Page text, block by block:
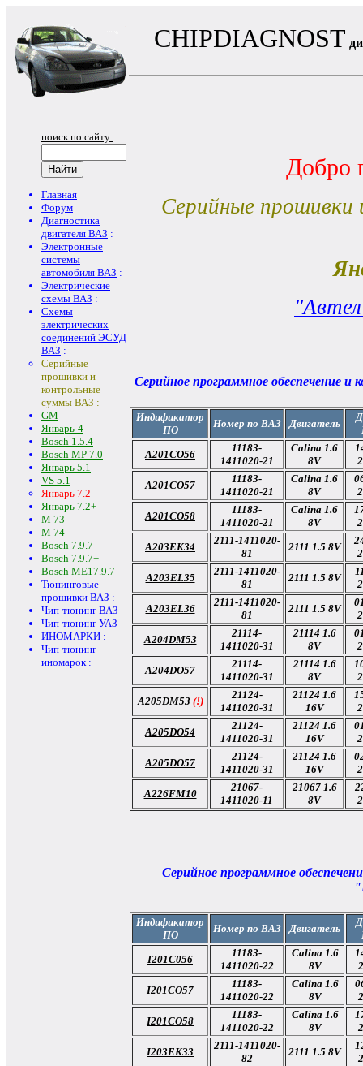
CHIPDIAGNOST
поиск по сайту:
Главная
Форум
Диагностика
двигателя ВАЗ :
Электронные
системы
автомобиля ВАЗ :
Электрические
схемы ВАЗ :
Схемы
электрических
соединений ЭСУД
ВАЗ :
Серийные
прошивки и
контрольные
суммы ВАЗ :
GM
Январь-4
Bosch 1.5.4
Bosch MP 7.0
Январь 5.1
VS 5.1
Январь 7.2
Январь 7.2+
M 73
М 74
Bosch 7.9.7
Bosch 7.9.7+
Bosch ME17.9.7
Тюнинговые
прошивки ВАЗ :
Чип-тюнинг ВАЗ
Чип-тюнинг УАЗ
ИНОМАРКИ :
Чип-тюнинг
иномарок:
Добро
Серийные прошивки
Серийное программное обеспечение
Индификатор
ПО
Номер по ВАЗ Двигатель
A201CO56
11183-
1411020-21
Calina 1.6
8V
A201CO57
11183-
1411020-21
Calina 1.6
8V
A201CO58
11183-
1411020-21
Calina 1.6
8V
A203EK34
2111-1411020-
81
2111 1.5 8V
A203EL35
2111-1411020-
81
2111 1.5 8V
A203EL36
2111-1411020-
81
2111 1.5 8V
A204DM53
21114-
1411020-31
21114 1.6
8V
A204DO57
21114-
1411020-31
21114 1.6
8V
A205DM53 (!)
21124-
1411020-31
21124 1.6
16V
A205DO54
21124-
1411020-31
21124 1.6
16V
A205DO57
21124-
1411020-31
21124 1.6
16V
A226FM10
21067-
1411020-11
21067 1.6
8V
Серийное программное
Индификатор
ПО
Номер по ВАЗ Двигатель
I201C056
11183-
1411020-22
Calina 1.6
8V
I201CO57
11183-
1411020-22
Calina 1.6
8V
I201CO58
11183-
1411020-22
Calina 1.6
8V
I203EK33
2111-1411020-
82
2111 1.5 8V